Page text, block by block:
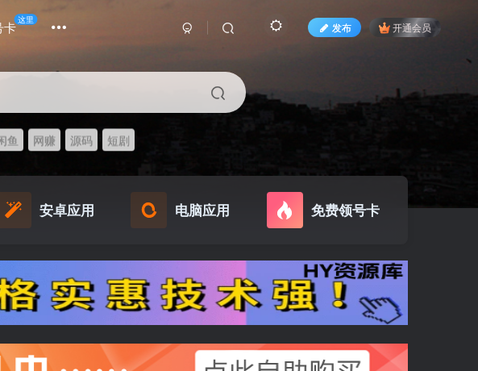
卡这里
发布 开通会员
鱼 网赚 源码 短剧
安卓应用 电脑应用 免费领号卡